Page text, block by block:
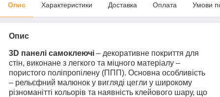
Опис Характеристики Доставка Оплата Умови
Опис
3D панелі самоклеючі – декоративне покриття для
стін, виконане з легкого та міцного матеріалу –
пористого поліпропілену (ППП). Основна особливість
– рельєфний малюнок у вигляді цегли у широкому
різноманітті кольорів та наявність клейового шару, що